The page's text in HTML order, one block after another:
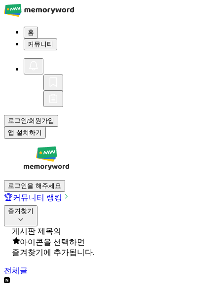
홈
커뮤니티
로그인/회원가입
앱 설치하기
로그인을 해주세요
🏆커뮤니티 랭킹
즐겨찾기
게시판 제목의
아이콘을 선택하면
즐겨찾기에 추가됩니다.
전체글